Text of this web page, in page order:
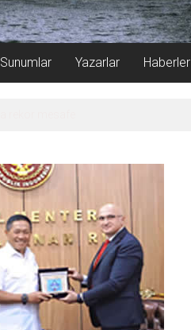
Sunumlar Yazarlar Haberler